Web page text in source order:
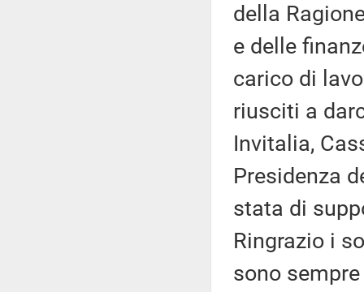
della
e delle
carico di
riusciti a
Invitalia,
Presidenza
stata di
Ringrazio i
sono